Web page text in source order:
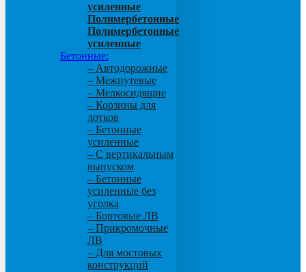
усиленные
Полимербетонные
Полимербетонные
усиленные
Бетонные:
– Автодорожные
– Межпутевые
– Мелкосидящие
– Корзины для
лотков
– Бетонные
усиленные
– С вертикальным
выпуском
– Бетонные
усиленные без
уголка
– Бортовые ЛВ
– Прикромочные
ЛВ
– Для мостовых
конструкций